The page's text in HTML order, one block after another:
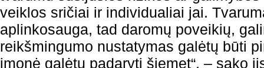
veiklos sričiai ir individualiai jai.
aplinkosauga, tad daromų poveikių,
reikšmingumo nustatymas galėtų būti
įmonė galėtų padaryti šiemet“, – sako